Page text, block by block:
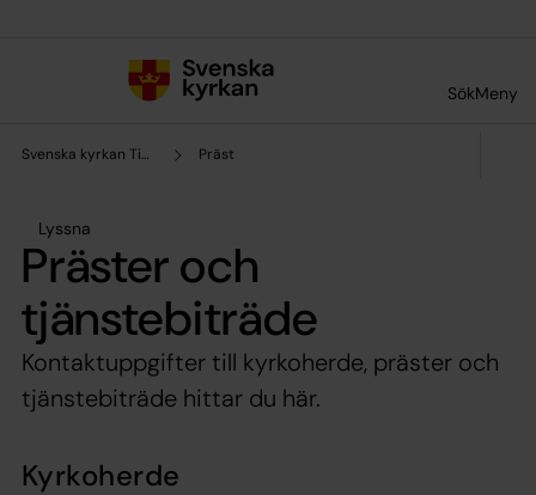
SökMeny
Svenska kyrkan Tidaholm Präst
Lyssna
Präster och
tjänstebiträde
Kontaktuppgifter till kyrkoherde, präster och
tjänstebiträde hittar du här.
Kyrkoherde